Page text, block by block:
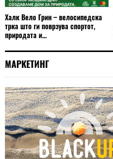
Халк Вело Грин – велосипедска
трка што ги поврзува спортот,
природата и...
МАРКЕТИНГ